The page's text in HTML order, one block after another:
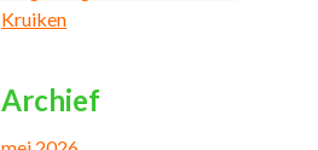
Kruiken
Archief